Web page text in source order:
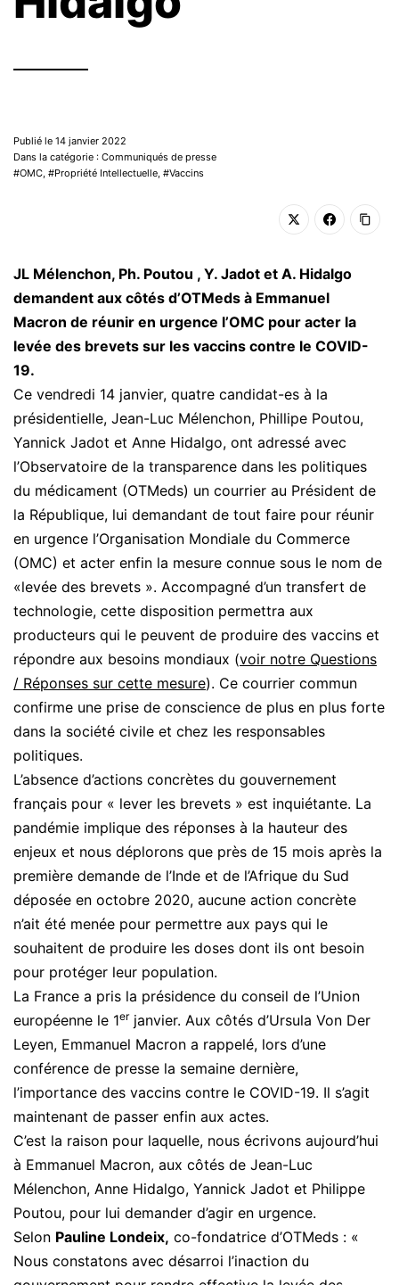
Publié le 14 janvier 2022
Dans la catégorie : Communiqués de presse
OMC
Propriété Intellectuelle Vaccins
JL Mélenchon, Ph. Poutou , Y. Jadot et A. Hidalgo
demandent aux côtés d’OTMeds à Emmanuel
Macron de réunir en urgence l’OMC pour acter la
levée des brevets sur les vaccins contre le COVID-
19.
Ce vendredi 14 janvier, quatre candidat-es à la
présidentielle, Jean-Luc Mélenchon, Phillipe Poutou,
Yannick Jadot et Anne Hidalgo, ont adressé avec
l’Observatoire de la transparence dans les politiques
du médicament (OTMeds) un courrier au Président de
la République, lui demandant de tout faire pour réunir
en urgence l’Organisation Mondiale du Commerce
(OMC) et acter enfin la mesure connue sous le nom de
«levée des brevets ». Accompagné d’un transfert de
technologie, cette disposition permettra aux
producteurs qui le peuvent de produire des vaccins et
répondre aux besoins mondiaux (voir notre Questions
/ Réponses sur cette mesure). Ce courrier commun
confirme une prise de conscience de plus en plus forte
dans la société civile et chez les responsables
politiques.
L’absence d’actions concrètes du gouvernement
français pour « lever les brevets » est inquiétante. La
pandémie implique des réponses à la hauteur des
enjeux et nous déplorons que près de 15 mois après la
première demande de l’Inde et de l’Afrique du Sud
déposée en octobre 2020, aucune action concrète
n’ait été menée pour permettre aux pays qui le
souhaitent de produire les doses dont ils ont besoin
pour protéger leur population.
La France a pris la présidence du conseil de l’Union
européenne le 1erjanvier. Aux côtés d’Ursula Von Der
Leyen, Emmanuel Macron a rappelé, lors d’une
conférence de presse la semaine dernière,
l’importance des vaccins contre le COVID-19. Il s’agit
maintenant de passer enfin aux actes.
C’est la raison pour laquelle, nous écrivons aujourd’hui
à Emmanuel Macron, aux côtés de Jean-Luc
Mélenchon, Anne Hidalgo, Yannick Jadot et Philippe
Poutou, pour lui demander d’agir en urgence.
Selon Pauline Londeix, co-fondatrice d’OTMeds : «
Nous constatons avec désarroi l’inaction du